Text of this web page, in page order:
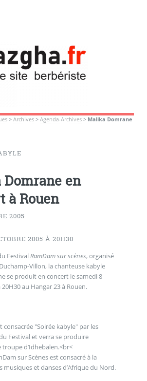
> Archives> Agenda-Archives> Malika Domrane
en
à Rouen
2005
2005 À 20H30
Festival RamDam sur scènes, organisé
Villon, la chanteuse kabyle
se produit en concert le samedi 8
au Hangar 23 à Rouen.
consacrée "Soirée kabyle" par les
Festival et verra se produire
d’Idhebalen.<br<
sur Scènes est consacré à la
musiques et danses d’Afrique du Nord.